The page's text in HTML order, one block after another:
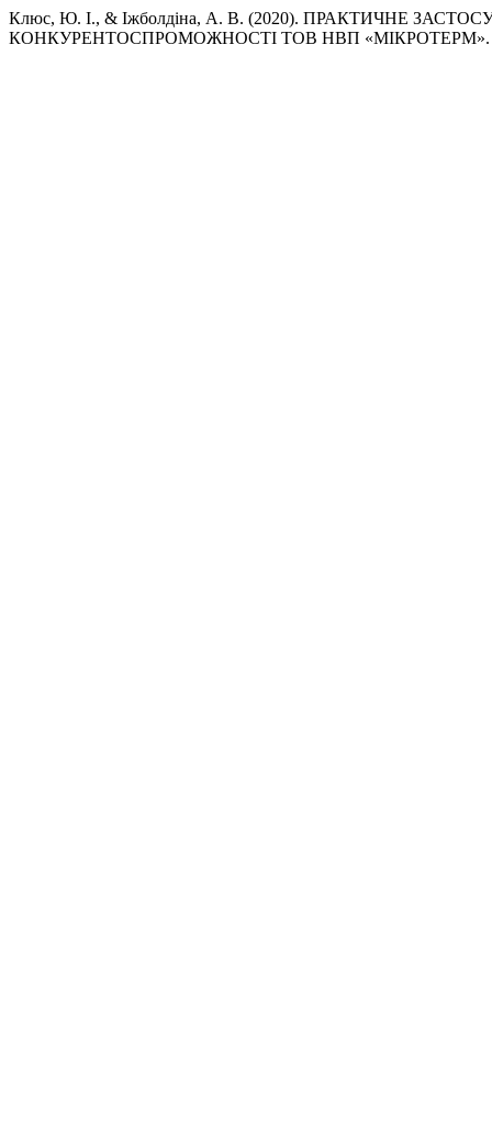
Клюс, Ю. І., & Іжболдіна, А. В. (2020). ПРАКТИЧНЕ
КОНКУРЕНТОСПРОМОЖНОСТІ ТОВ НВП